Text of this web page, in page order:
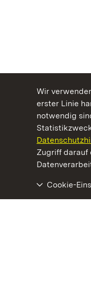
Wir
erster Linie
notwendig
Zugriff darauf
Cookie-
Kommen.